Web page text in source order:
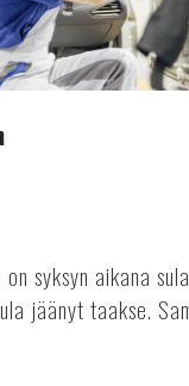
syksyn aikana
jäänyt taakse.